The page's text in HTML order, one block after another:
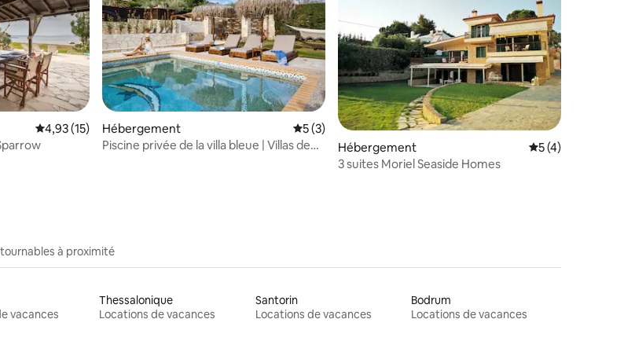
commentaires : 5 sur 5
Évaluation moyenne sur la base de 15 commentaires : 4,93 sur 5
4,93 (15)
Hébergement Évaluation moyenne sur la base de 3 commentaires : 5 sur 5
5 (3)
Piscine privée de la villa bleue | Villas de
Hébergement Évaluation
5 (4)
3 suites Moriel Seaside Homes
à proximité
vacances
Thessalonique
Locations de vacances
Santorin
Locations de vacances
Bodrum
Locations de vacances